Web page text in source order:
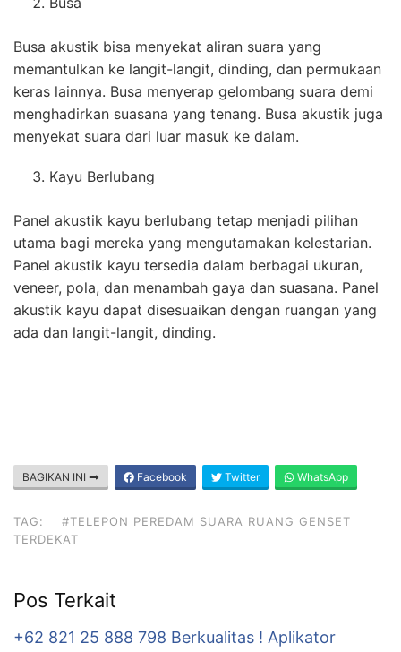
Busa akustik bisa menyekat aliran suara yang
memantulkan ke langit-langit, dinding, dan permukaan
keras lainnya. Busa menyerap gelombang suara demi
menghadirkan suasana yang tenang. Busa akustik juga
menyekat suara dari luar masuk ke dalam.
Kayu Berlubang
Panel akustik kayu berlubang tetap menjadi pilihan
utama bagi mereka yang mengutamakan kelestarian.
Panel akustik kayu tersedia dalam berbagai ukuran,
veneer, pola, dan menambah gaya dan suasana. Panel
akustik kayu dapat disesuaikan dengan ruangan yang
ada dan langit-langit, dinding.
BAGIKAN INI Facebook Twitter WhatsApp
TAG:
#TELEPON PEREDAM SUARA RUANG GENSET
TERDEKAT
Pos Terkait
+62 821 25 888 798 Berkualitas ! Aplikator